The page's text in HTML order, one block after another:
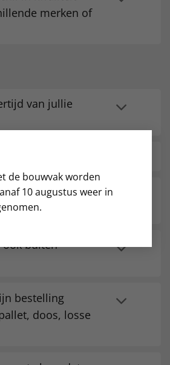
de bouwvak worden
10 augustus weer in
merken of
van jullie
ook zelf
ook buiten
bestelling
doos, losse